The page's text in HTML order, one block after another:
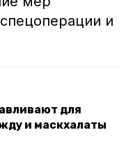
и
для
и маскхалаты